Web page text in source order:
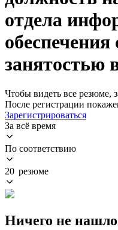
отдела
занятостью
Чтобы видеть все резюме,
После регистрации
Зарегистрироваться
За всё время
По соответствию
20 резюме
Ничего не